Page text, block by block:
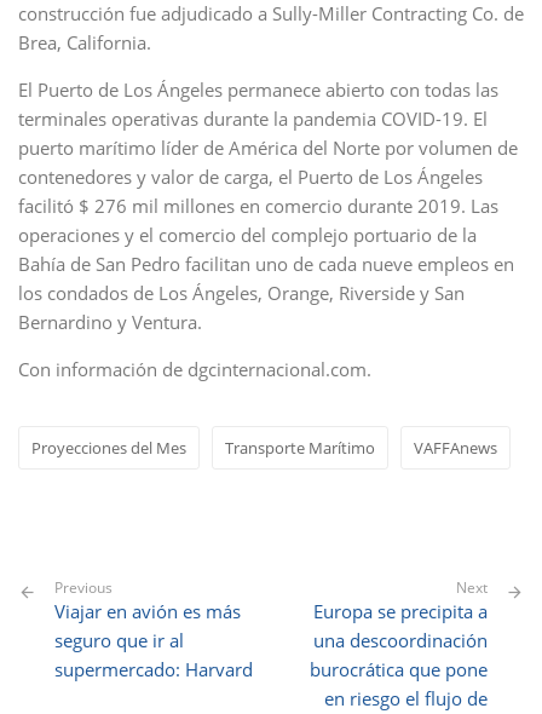
construcción fue adjudicado a Sully-Miller Contracting Co. de
Brea, California.
El Puerto de Los Ángeles permanece abierto con todas las
terminales operativas durante la pandemia COVID-19. El
puerto marítimo líder de América del Norte por volumen de
contenedores y valor de carga, el Puerto de Los Ángeles
facilitó $ 276 mil millones en comercio durante 2019. Las
operaciones y el comercio del complejo portuario de la
Bahía de San Pedro facilitan uno de cada nueve empleos en
los condados de Los Ángeles, Orange, Riverside y San
Bernardino y Ventura.
Con información de dgcinternacional.com.
Proyecciones del Mes Transporte Marítimo VAFFAnews
Previous
Viajar en avión es más
seguro que ir al
supermercado: Harvard
Next
Europa se precipita a
una descoordinación
burocrática que pone
en riesgo el flujo de